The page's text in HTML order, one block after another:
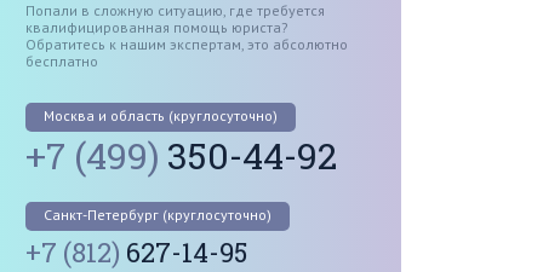
Попали в сложную ситуацию, где требуется
квалифицированная помощь юриста?
Обратитесь к нашим экспертам, это абсолютно
бесплатно
Москва и область (круглосуточно)
+7 (499) 350-44-92
Санкт-Петербург (круглосуточно)
+7 (812) 627-14-95